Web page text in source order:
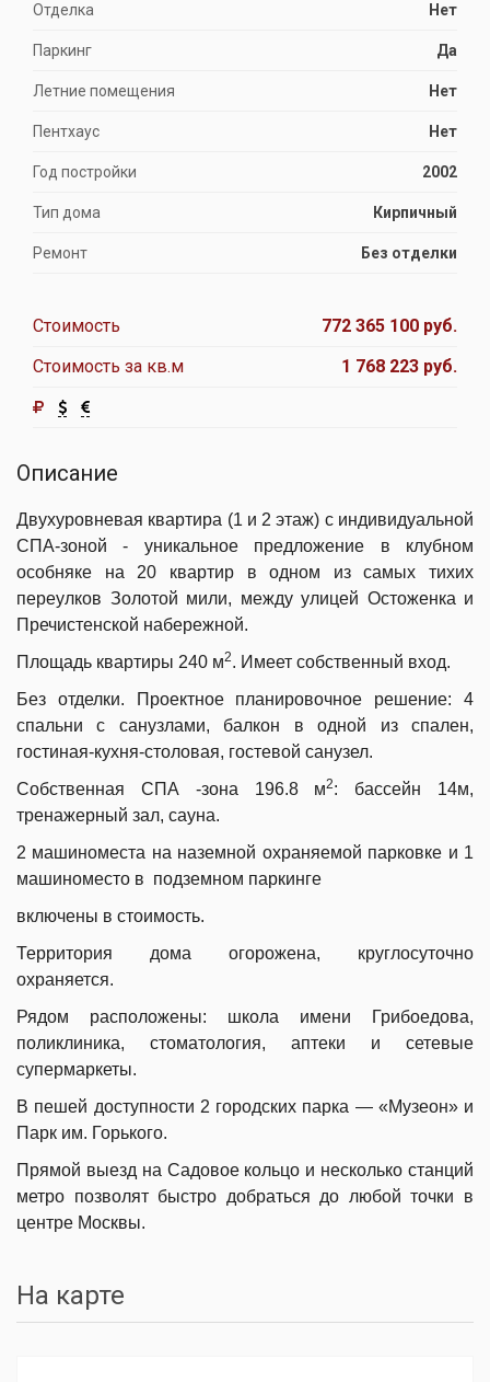
Отделка Нет
Паркинг Да
Летние помещения Нет
Пентхаус Нет
Год постройки 2002
Тип дома Кирпичный
Ремонт Без отделки
Стоимость
772 365 100 руб.
Стоимость за кв.м
1 768 223 руб.
Описание
Двухуровневая квартира (1 и 2 этаж) с индивидуальной
СПА-зоной - уникальное предложение в клубном
особняке на 20 квартир в одном из самых тихих
переулков Золотой мили, между улицей Остоженка и
Пречистенской набережной.
Площадь квартиры 240 м2. Имеет собственный вход.
Без отделки. Проектное планировочное решение: 4
спальни с санузлами, балкон в одной из спален,
гостиная-кухня-столовая, гостевой санузел.
Собственная СПА -зона 196.8 м2: бассейн 14м,
тренажерный зал, сауна.
2 машиноместа на наземной охраняемой парковке и 1
машиноместо в подземном паркинге
включены в стоимость.
Территория дома огорожена, круглосуточно
охраняется.
Рядом расположены: школа имени Грибоедова,
поликлиника, стоматология, аптеки и сетевые
супермаркеты.
В пешей доступности 2 городских парка — «Музеон» и
Парк им. Горького.
Прямой выезд на Садовое кольцо и несколько станций
метро позволят быстро добраться до любой точки в
центре Москвы.
На карте